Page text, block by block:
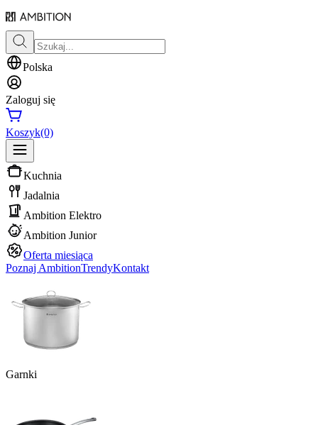
Polska
Zaloguj się
Koszyk(0)
Kuchnia
Jadalnia
Ambition Elektro
Ambition Junior
Oferta miesiąca
Poznaj AmbitionTrendyKontakt
Garnki